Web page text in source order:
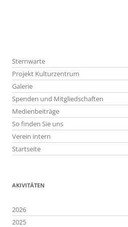
Sternwarte
Projekt Kulturzentrum
Galerie
Spenden und Mitgliedschaften
Medienbeiträge
So finden Sie uns
Verein intern
Startseite
AKIVITÄTEN
2026
2025